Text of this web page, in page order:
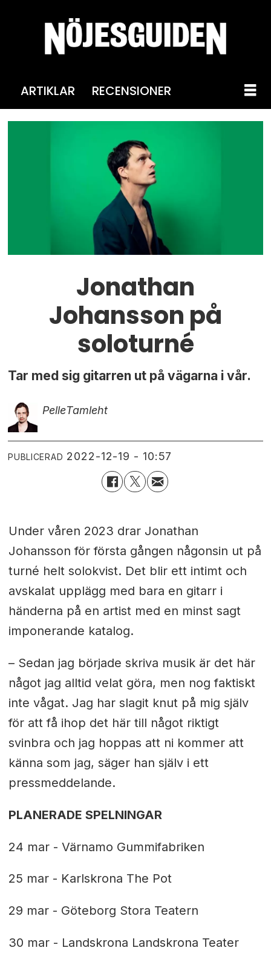
ARTIKLAR RECENSIONER
Jonathan
Johansson på
soloturné
Tar med sig gitarren ut på vägarna i vår.
PelleTamleht
PUBLICERAD 2022-12-19 - 10:57
Under våren 2023 drar Jonathan
Johansson för första gången någonsin ut på
turné helt solokvist. Det blir ett intimt och
avskalat upplägg med bara en gitarr i
händerna på en artist med en minst sagt
imponerande katalog.
– Sedan jag började skriva musik är det här
något jag alltid velat göra, men nog faktiskt
inte vågat. Jag har slagit knut på mig själv
för att få ihop det här till något riktigt
svinbra och jag hoppas att ni kommer att
känna som jag, säger han själv i ett
pressmeddelande.
PLANERADE SPELNINGAR
24 mar - Värnamo Gummifabriken
25 mar - Karlskrona The Pot
29 mar - Göteborg Stora Teatern
30 mar - Landskrona Landskrona Teater